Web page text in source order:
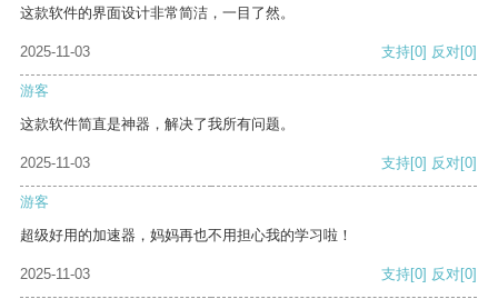
这款软件的界面设计非常简洁，一目了然。
2025-11-03 支持[0] 反对[0]
游客
这款软件简直是神器，解决了我所有问题。
2025-11-03 支持[0] 反对[0]
游客
超级好用的加速器，妈妈再也不用担心我的学习啦！
2025-11-03 支持[0] 反对[0]